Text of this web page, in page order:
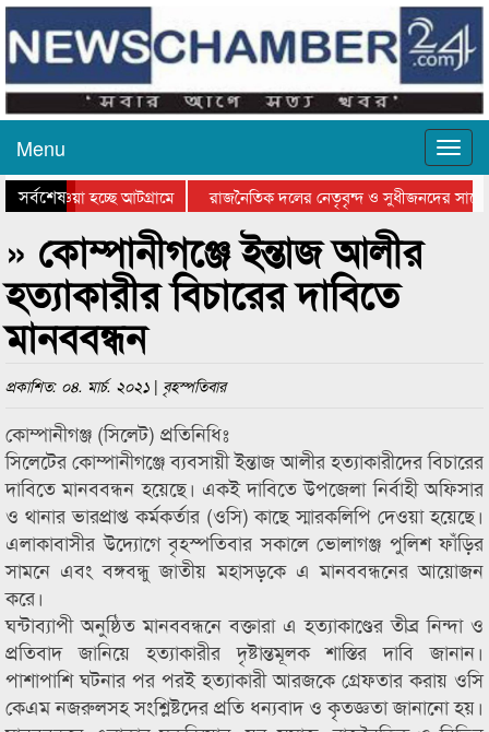
Menu
সর্বশেষ
যাওয়া হচ্ছে আটগ্রামে
রাজনৈতিক দলের নেতৃবৃন্দ ও সুধীজনদের সাথে
পুরস্কার বিতরণ সম্পন্ন
সিলেটে বাংলাদেশ গ্রুপ থিয়েটার
» কোম্পানীগঞ্জে ইন্তাজ আলীর
হত্যাকারীর বিচারের দাবিতে
মানববন্ধন
প্রকাশিত: ০৪. মার্চ. ২০২১ | বৃহস্পতিবার
কোম্পানীগঞ্জ (সিলেট) প্রতিনিধিঃ
সিলেটের কোম্পানীগঞ্জে ব্যবসায়ী ইন্তাজ আলীর হত্যাকারীদের বিচারের
দাবিতে মানববন্ধন হয়েছে। একই দাবিতে উপজেলা নির্বাহী অফিসার
ও থানার ভারপ্রাপ্ত কর্মকর্তার (ওসি) কাছে স্মারকলিপি দেওয়া হয়েছে।
এলাকাবাসীর উদ্যোগে বৃহস্পতিবার সকালে ভোলাগঞ্জ পুলিশ ফাঁড়ির
সামনে এবং বঙ্গবন্ধু জাতীয় মহাসড়কে এ মানববন্ধনের আয়োজন
করে।
ঘন্টাব্যাপী অনুষ্ঠিত মানববন্ধনে বক্তারা এ হত্যাকাণ্ডের তীব্র নিন্দা ও
প্রতিবাদ জানিয়ে হত্যাকারীর দৃষ্টান্তমূলক শাস্তির দাবি জানান।
পাশাপাশি ঘটনার পর পরই হত্যাকারী আরজকে গ্রেফতার করায় ওসি
কেএম নজরুলসহ সংশ্লিষ্টদের প্রতি ধন্যবাদ ও কৃতজ্ঞতা জানানো হয়।